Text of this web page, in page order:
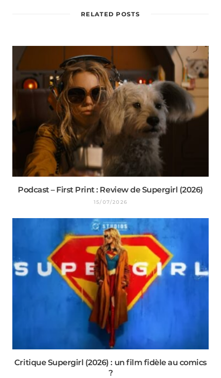
RELATED POSTS
Podcast – First Print : Review de Supergirl (2026)
15/07/2026
Critique Supergirl (2026) : un film fidèle au comics
?